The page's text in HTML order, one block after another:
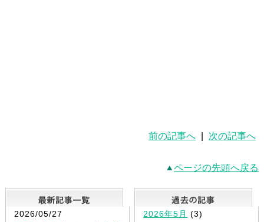
前の記事へ 次の記事へ
ページの先頭へ戻る
最新記事一覧
2026/05/27
2026年5月 (3)